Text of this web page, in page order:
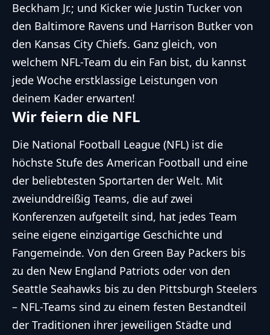
Beckham Jr.; und Kicker wie Justin Tucker von
den Baltimore Ravens und Harrison Butker von
den Kansas City Chiefs. Ganz gleich, von
welchem NFL-Team du ein Fan bist, du kannst
jede Woche erstklassige Leistungen von
deinem Kader erwarten!
Wir feiern die NFL
Die National Football League (NFL) ist die
höchste Stufe des American Football und eine
der beliebtesten Sportarten der Welt. Mit
zweiunddreißig Teams, die auf zwei
Konferenzen aufgeteilt sind, hat jedes Team
seine eigene einzigartige Geschichte und
Fangemeinde. Von den Green Bay Packers bis
zu den New England Patriots oder von den
Seattle Seahawks bis zu den Pittsburgh Steelers
– NFL-Teams sind zu einem festen Bestandteil
der Traditionen ihrer jeweiligen Städte und